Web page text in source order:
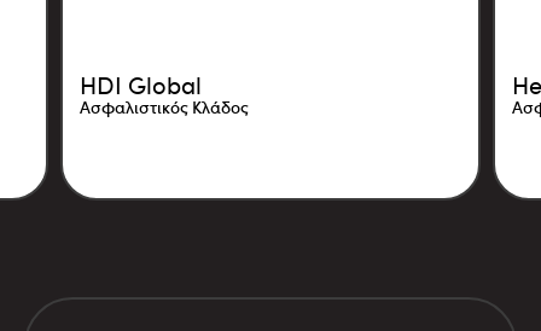
HDI Global
Ασφαλιστικός Κλάδος